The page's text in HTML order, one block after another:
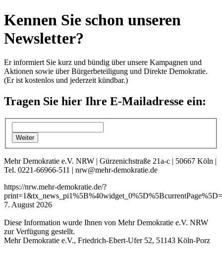
Kennen Sie schon unseren
Newsletter?
Er informiert Sie kurz und bündig über unsere Kampagnen und
Aktionen sowie über Bürgerbeteiligung und Direkte Demokratie.
(Er ist kostenlos und jederzeit kündbar.)
Tragen Sie hier Ihre E-Mailadresse ein:
Mehr Demokratie e.V. NRW | Gürzenichstraße 21a-c | 50667 Köln |
Tel. 0221-66966-511 | nrw@mehr-demokratie.de
https://nrw.mehr-demokratie.de/?
7. August 2026
Diese Information wurde Ihnen von Mehr Demokratie e.V. NRW
zur Verfügung gestellt.
Mehr Demokratie e.V., Friedrich-Ebert-Ufer 52, 51143 Köln-Porz